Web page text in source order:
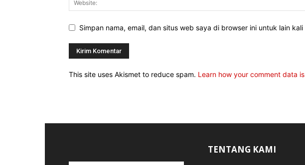
Simpan nama, email, dan situs web saya di browser ini untuk lain
This site uses Akismet to reduce spam. Learn how your comment data
TENTANG KAMI